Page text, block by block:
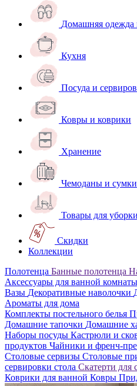
Домашняя одежда
Кухня
Посуда и
Ковры и коврики
Хранение
Чемоданы и сумки
Товары для уборки
Скидки
Коллекции
Полотенца Банные полотенца
Аксессуары для ванной комнаты
Вазы Декоративные наволочки
Ароматы для дома
Комплекты постельного белья
Домашние тапочки Домашние
Наборы посуды Кастрюли и
продуктов Чайники и френч-
Столовые сервизы Столовые
сервировки стола Скатерти для
Коврики для ванной Ковры